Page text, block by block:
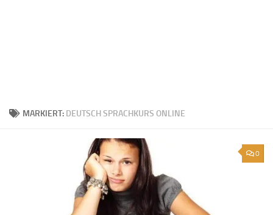
MARKIERT: DEUTSCH SPRACHKURS ONLINE
0